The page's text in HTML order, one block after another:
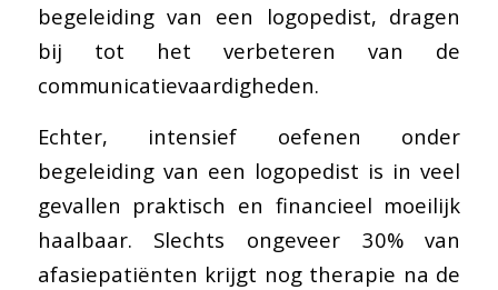
begeleiding van een logopedist, dragen
bij tot het verbeteren van de
communicatievaardigheden.
Echter, intensief oefenen onder
begeleiding van een logopedist is in veel
gevallen praktisch en financieel moeilijk
haalbaar. Slechts ongeveer 30% van
afasiepatiënten krijgt nog therapie na de